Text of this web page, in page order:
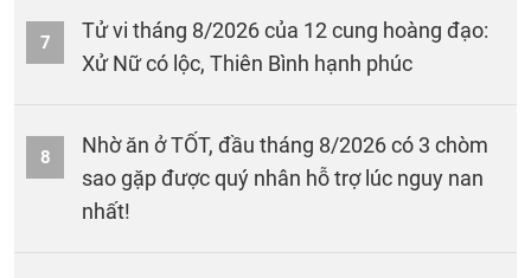
7
Tử vi tháng 8/2026 của 12 cung hoàng đạo:
Xử Nữ có lộc, Thiên Bình hạnh phúc
8
Nhờ ăn ở TỐT, đầu tháng 8/2026 có 3 chòm
sao gặp được quý nhân hỗ trợ lúc nguy nan
nhất!